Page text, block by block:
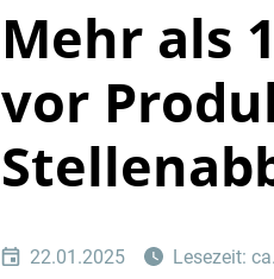
Mehr als
vor
22.01.2025 Lesezeit: